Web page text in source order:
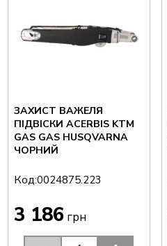
ЗАХИСТ ВАЖЕЛЯ
ПІДВІСКИ ACERBIS KTM
GAS GAS HUSQVARNA
ЧОРНИЙ
Код:0024875.223
3 186 грн